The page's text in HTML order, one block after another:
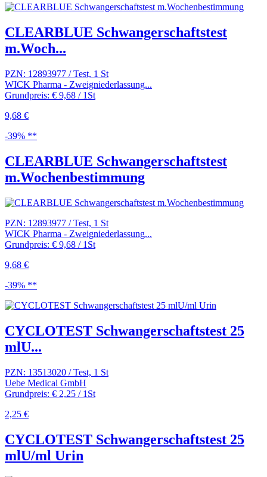
CLEARBLUE Schwangerschaftstest
m.Woch...
PZN: 12893977 / Test, 1 St
WICK Pharma - Zweigniederlassung...
Grundpreis: € 9,68 / 1St
9,68 €
-39% **
CLEARBLUE Schwangerschaftstest
m.Wochenbestimmung
PZN: 12893977 / Test, 1 St
WICK Pharma - Zweigniederlassung...
Grundpreis: € 9,68 / 1St
9,68 €
-39% **
CYCLOTEST Schwangerschaftstest 25
mlU...
PZN: 13513020 / Test, 1 St
Uebe Medical GmbH
Grundpreis: € 2,25 / 1St
2,25 €
CYCLOTEST Schwangerschaftstest 25
mlU/ml Urin